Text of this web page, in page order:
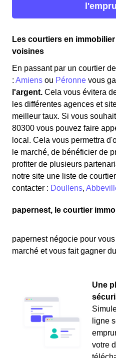
Les courtiers en
voisines
En passant par un courtier
: Amiens ou Péronne vous
l'argent. Cela vous évitera
les différentes agences et
meilleur taux. Si vous
80300 vous pouvez faire
local. Cela vous permettra
le marché, de bénéficier de
profiter de plusieurs
notre site une liste de
contacter : Doullens,
papernest, le courtier
papernest négocie pour
marché et vous fait gagner
Une
ligne
votre